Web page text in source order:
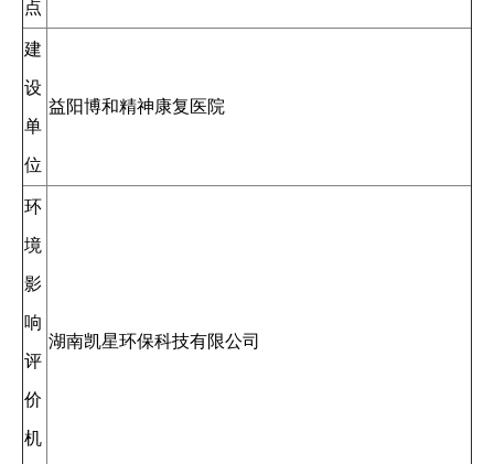
点
建
设
单
位
益阳博和精神康复医院
环
境
影
响
评
价
机
湖南凯星环保科技有限公司